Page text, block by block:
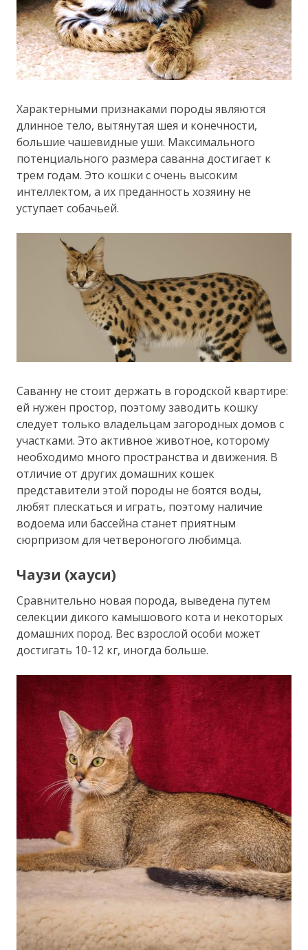
Характерными признаками породы являются
длинное тело, вытянутая шея и конечности,
большие чашевидные уши. Максимального
потенциального размера саванна достигает к
трем годам. Это кошки с очень высоким
интеллектом, а их преданность хозяину не
уступает собачьей.
Саванну не стоит держать в городской квартире:
ей нужен простор, поэтому заводить кошку
следует только владельцам загородных домов с
участками. Это активное животное, которому
необходимо много пространства и движения. В
отличие от других домашних кошек
представители этой породы не боятся воды,
любят плескаться и играть, поэтому наличие
водоема или бассейна станет приятным
сюрпризом для четвероногого любимца.
Чаузи (хауси)
Сравнительно новая порода, выведена путем
селекции дикого камышового кота и некоторых
домашних пород. Вес взрослой особи может
достигать 10-12 кг, иногда больше.